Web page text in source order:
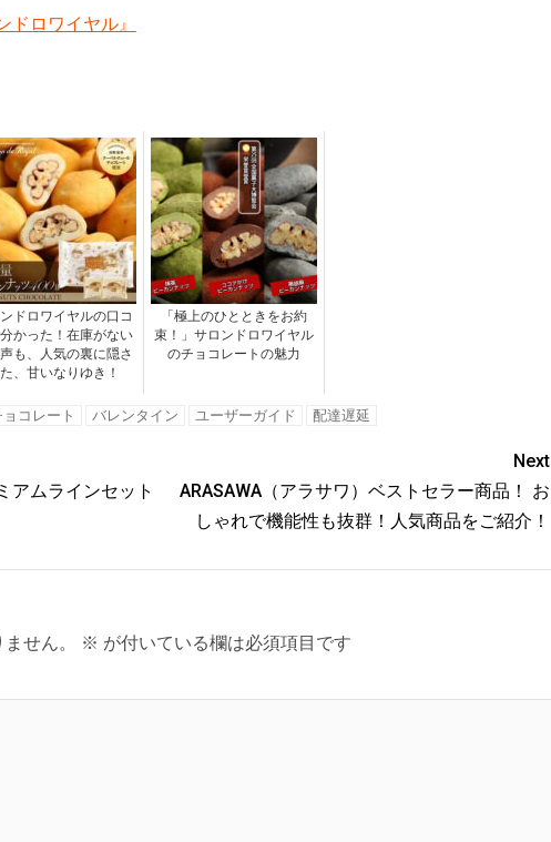
ロワイヤル』
ドロワイヤルの口コ
分かった！在庫がない
も、人気の裏に隠さ
、甘いなりゆき！
「極上のひとときをお約
束！」サロンドロワイヤル
のチョコレートの魅力
コレート バレンタイン ユーザーガイド 配達遅延
アムラインセット
Next
ARASAWA（アラサワ）ベストセラー商品！ お
しゃれで機能性も抜群！人気商品をご紹介！
せん。 ※ が付いている欄は必須項目です